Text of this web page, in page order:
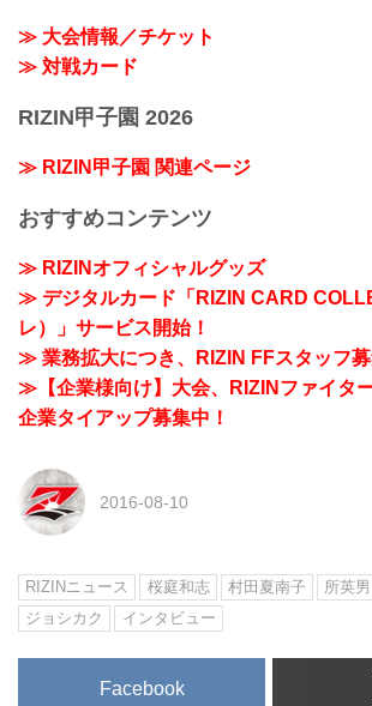
≫ 大会情報／チケット
≫ 対戦カード
RIZIN甲子園 2026
≫ RIZIN甲子園 関連ページ
おすすめコンテンツ
≫ RIZINオフィシャルグッズ
≫ デジタルカード「RIZIN CARD
レ）」サービス開始！
≫ 業務拡大につき、RIZIN FFスタッフ募
≫【企業様向け】大会、RIZINファイタ
企業タイアップ募集中！
2016-08-10
RIZINニュース 桜庭和志 村田夏南子 所英男
ジョシカク
インタビュー
Facebook